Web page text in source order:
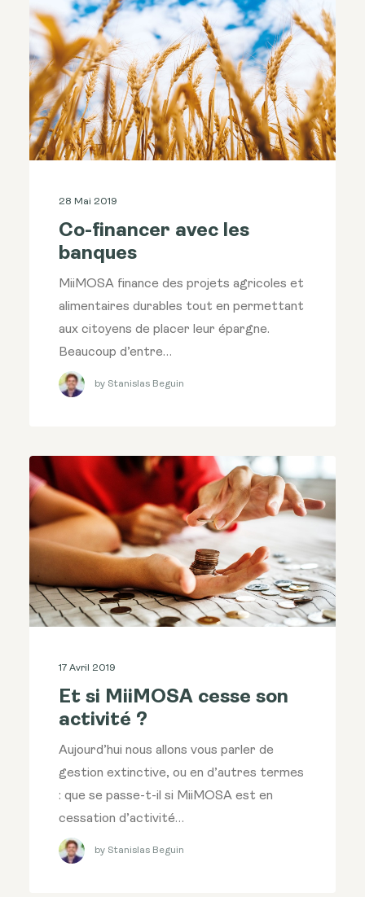
28 Mai 2019
Co-financer avec les
banques
MiiMOSA finance des projets agricoles et
alimentaires durables tout en permettant
aux citoyens de placer leur épargne.
Beaucoup d’entre…
by Stanislas Beguin
17 Avril 2019
Et si MiiMOSA cesse son
activité ?
Aujourd’hui nous allons vous parler de
gestion extinctive, ou en d’autres termes
: que se passe-t-il si MiiMOSA est en
cessation d’activité…
by Stanislas Beguin